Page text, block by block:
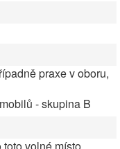
praxe v oboru,
- skupina B